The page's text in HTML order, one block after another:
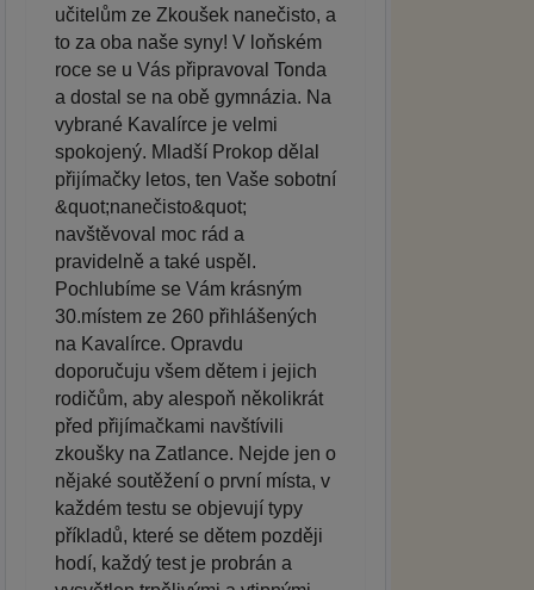
učitelům ze Zkoušek nanečisto, a
to za oba naše syny! V loňském
roce se u Vás připravoval Tonda
a dostal se na obě gymnázia. Na
vybrané Kavalírce je velmi
spokojený. Mladší Prokop dělal
přijímačky letos, ten Vaše sobotní
&quot;nanečisto&quot;
navštěvoval moc rád a
pravidelně a také uspěl.
Pochlubíme se Vám krásným
30.místem ze 260 přihlášených
na Kavalírce. Opravdu
doporučuju všem dětem i jejich
rodičům, aby alespoň několikrát
před přijímačkami navštívili
zkoušky na Zatlance. Nejde jen o
nějaké soutěžení o první místa, v
každém testu se objevují typy
příkladů, které se dětem později
hodí, každý test je probrán a